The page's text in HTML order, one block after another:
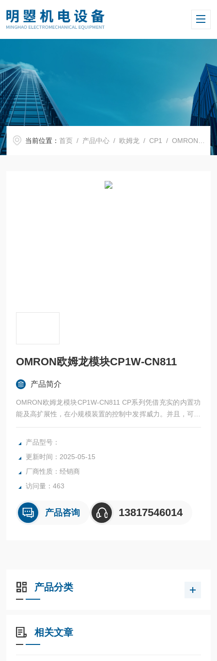
当前位置：首页 / 产品中心 / 欧姆龙 /CP1 / OMRON欧姆龙模块CP1W-CN811
OMRON欧姆龙模块CP1W-CN811
产品简介
OMRON欧姆龙模块CP1W-CN811 CP系列凭借充实的内置功
能及高扩展性，在小规模装置的控制中发挥威力。并且，可以
从CPU的丰富产品中选择合适的机型。
产品型号：
更新时间：2025-05-15
厂商性质：经销商
访问量：463
产品咨询 13817546014
产品分类
相关文章